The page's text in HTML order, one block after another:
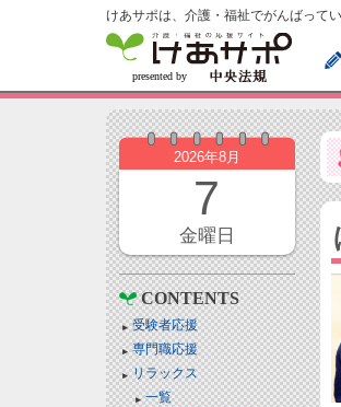
けあサポは、介護・福祉でがんばって
2026年8月
7
金曜日
CONTENTS
受験者応援
専門職応援
リラックス
一覧